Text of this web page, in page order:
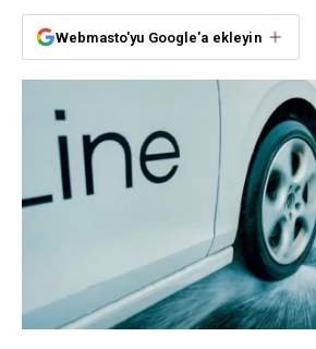
Webmasto'yu Google'a ekleyin